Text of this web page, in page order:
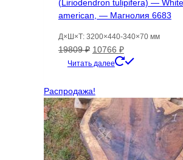
(Liriodendron tulipifera) —
american, — Магнолия 6683
Д×Ш×Т: 3200×440-340×70 мм
19809₽ Первоначальная
цена
19809 ₽.
10766 ₽Текущая
цена:
Читать далее
Распродажа!